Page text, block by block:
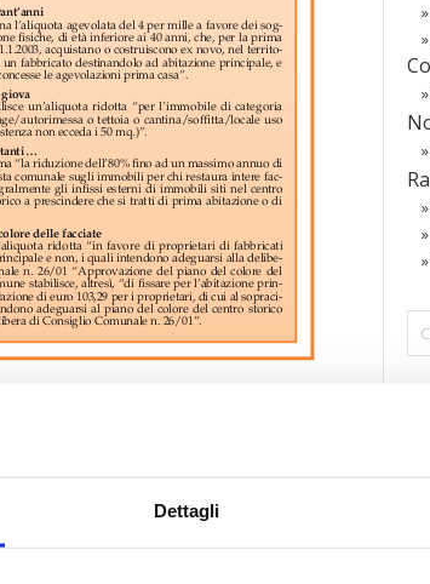
Dettagli
testi integrali
di Confedilizia notizie è
»
»
»
»
»
»
»